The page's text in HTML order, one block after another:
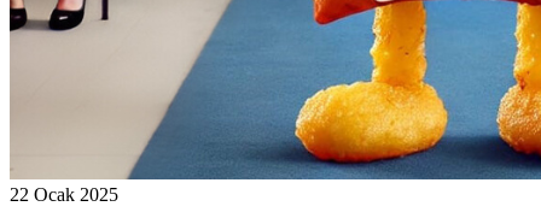
22 Ocak 2025